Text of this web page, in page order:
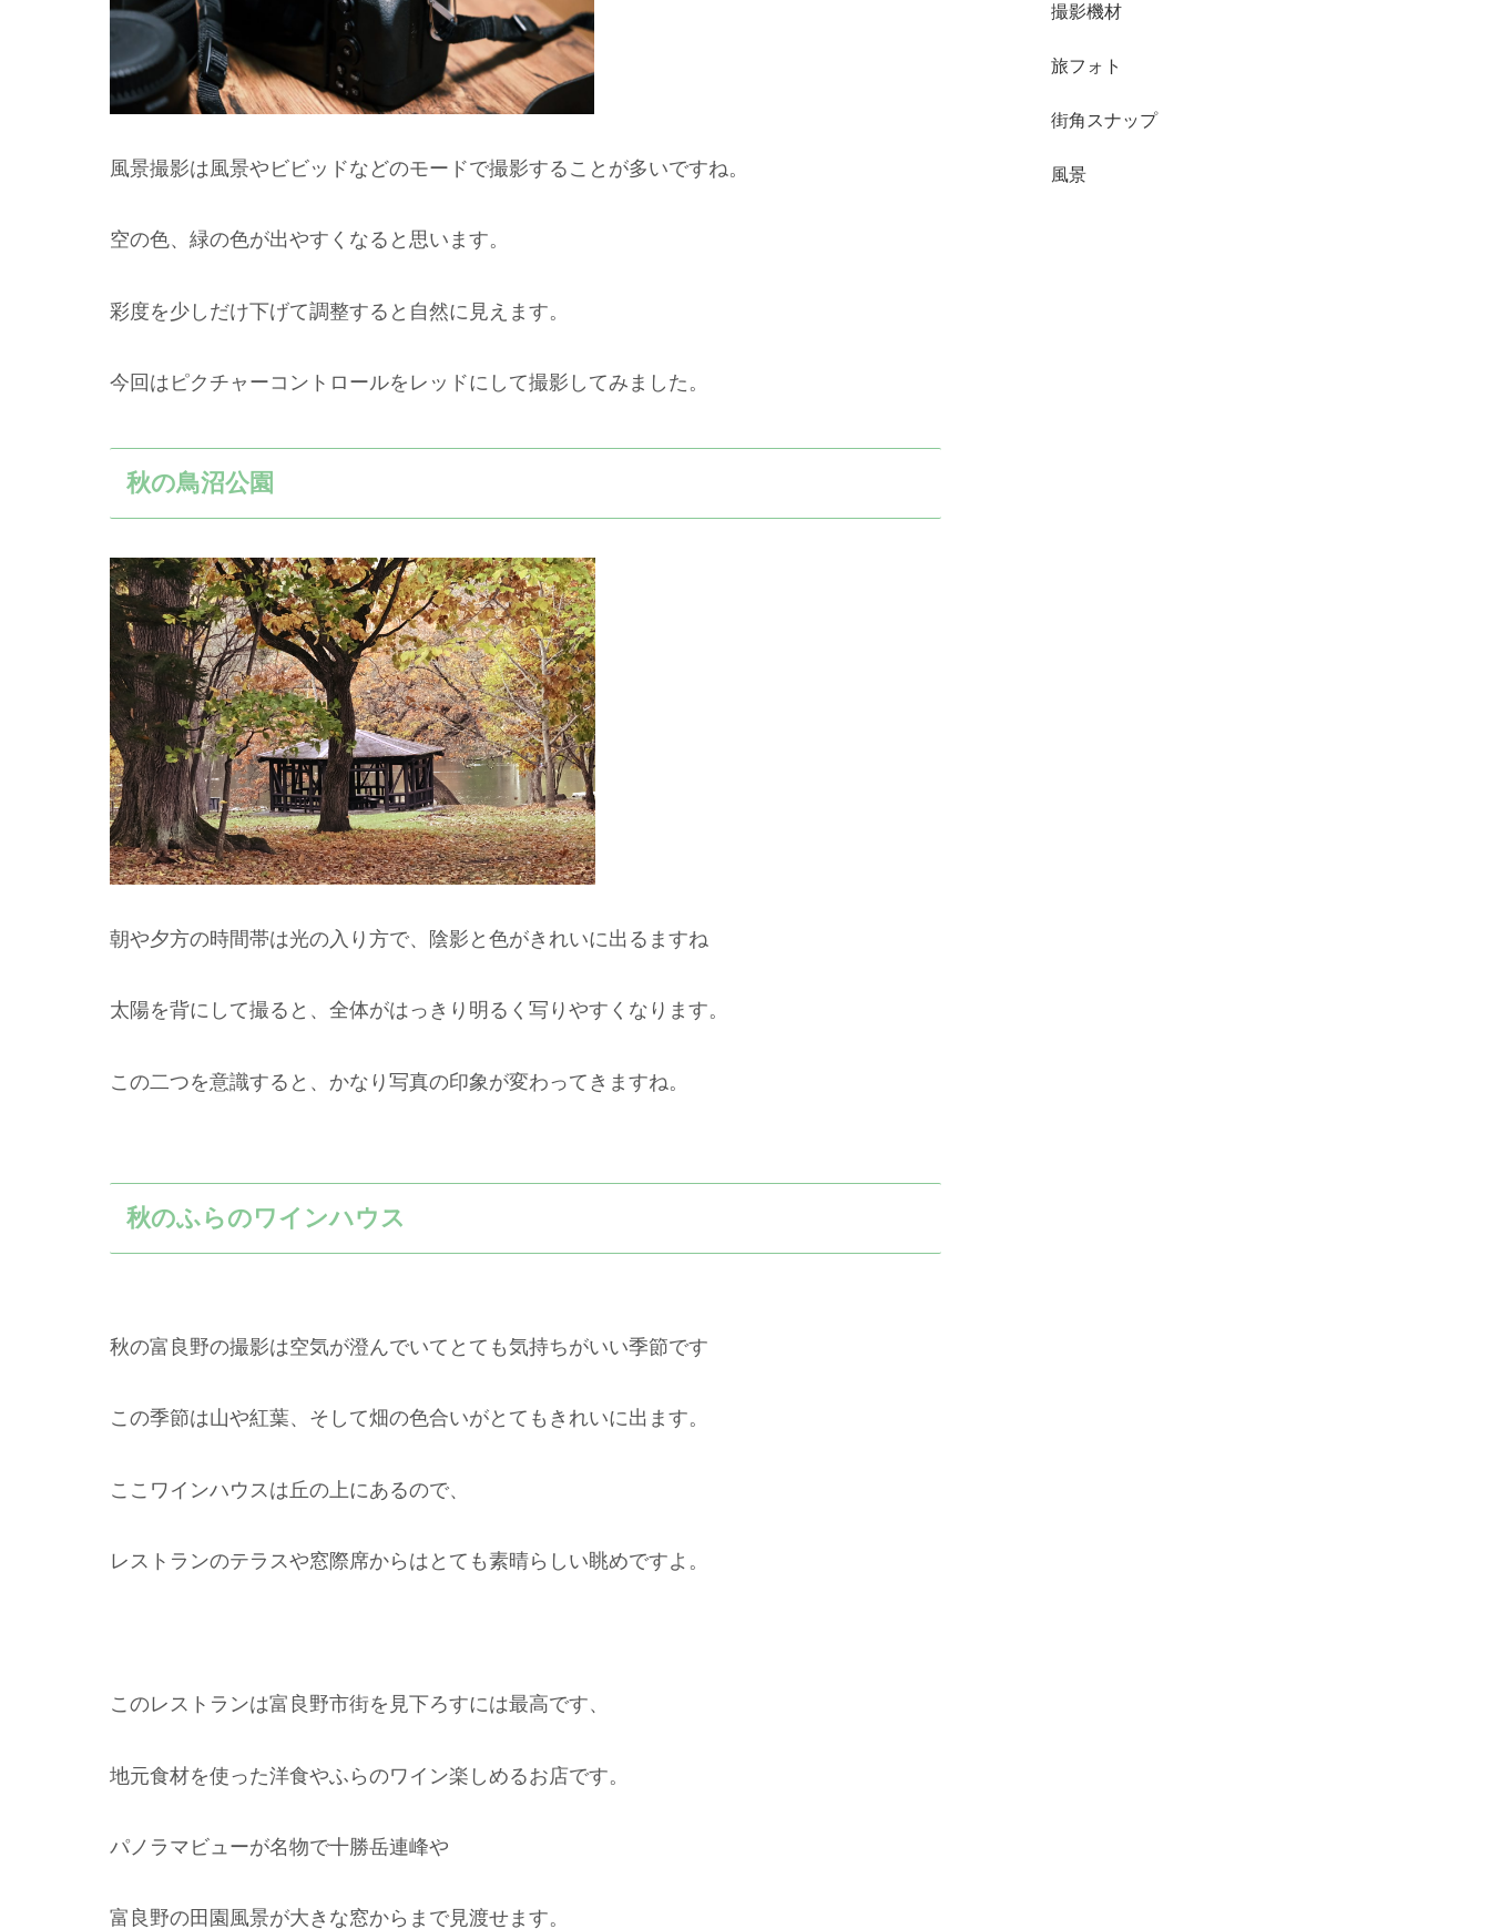
風景撮影は風景やビビッドなどのモードで撮影することが多いですね。
空の色、緑の色が出やすくなると思います。
彩度を少しだけ下げて調整すると自然に見えます。
今回はピクチャーコントロールをレッドにして撮影してみました。
秋の鳥沼公園
朝や夕方の時間帯は光の入り方で、陰影と色がきれいに出るますね
太陽を背にして撮ると、全体がはっきり明るく写りやすくなります。
この二つを意識すると、かなり写真の印象が変わってきますね。
秋のふらのワインハウス
秋の富良野の撮影は空気が澄んでいてとても気持ちがいい季節です
この季節は山や紅葉、そして畑の色合いがとてもきれいに出ます。
ここワインハウスは丘の上にあるので、
レストランのテラスや窓際席からはとても素晴らしい眺めですよ。
このレストランは富良野市街を見下ろすには最高です、
地元食材を使った洋食やふらのワイン楽しめるお店です。
パノラマビューが名物で十勝岳連峰や
富良野の田園風景が大きな窓からまで見渡せます。
撮影機材
旅フォト
街角スナップ
風景